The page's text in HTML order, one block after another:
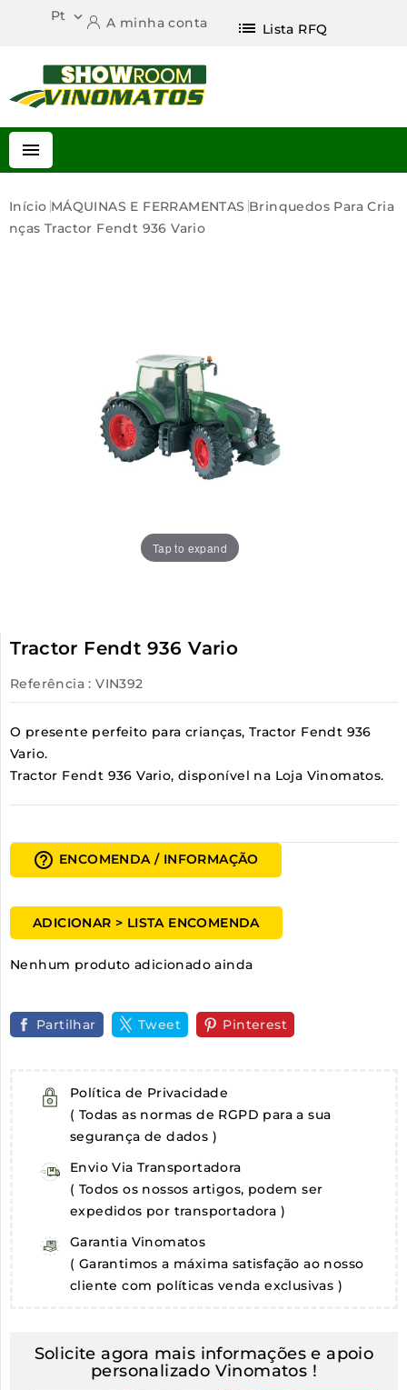
Pt  A minha conta list Lista RFQ

Início MÁQUINAS E FERRAMENTAS Brinquedos Para Cria
Nças Tractor Fendt 936 Vario
Tap to expand
Tractor Fendt 936 Vario
Referência : VIN392
O presente perfeito para crianças, Tractor Fendt 936
Vario.
Tractor Fendt 936 Vario, disponível na Loja Vinomatos.
help_outline ENCOMENDA / INFORMAÇÃO
ADICIONAR > LISTA ENCOMENDA
Nenhum produto adicionado ainda
Partilhar Tweet Pinterest
Política de Privacidade
( Todas as normas de RGPD para a sua
segurança de dados )
Envio Via Transportadora
( Todos os nossos artigos, podem ser
expedidos por transportadora )
Garantia Vinomatos
( Garantimos a máxima satisfação ao nosso
cliente com políticas venda exclusivas )
Solicite agora mais informações e apoio
personalizado Vinomatos !